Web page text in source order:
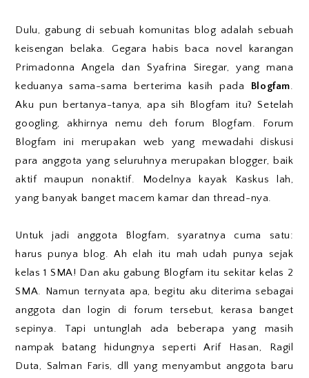
Dulu, gabung di sebuah komunitas blog adalah sebuah
keisengan belaka. Gegara habis baca novel karangan
Primadonna Angela dan Syafrina Siregar, yang mana
keduanya sama-sama berterima kasih pada Blogfam.
Aku pun bertanya-tanya, apa sih Blogfam itu? Setelah
googling, akhirnya nemu deh forum Blogfam. Forum
Blogfam ini merupakan web yang mewadahi diskusi
para anggota yang seluruhnya merupakan blogger, baik
aktif maupun nonaktif. Modelnya kayak Kaskus lah,
yang banyak banget macem kamar dan thread-nya.
Untuk jadi anggota Blogfam, syaratnya cuma satu:
harus punya blog. Ah elah itu mah udah punya sejak
kelas 1 SMA! Dan aku gabung Blogfam itu sekitar kelas 2
SMA. Namun ternyata apa, begitu aku diterima sebagai
anggota dan login di forum tersebut, kerasa banget
sepinya. Tapi untunglah ada beberapa yang masih
nampak batang hidungnya seperti Arif Hasan, Ragil
Duta, Salman Faris, dll yang menyambut anggota baru